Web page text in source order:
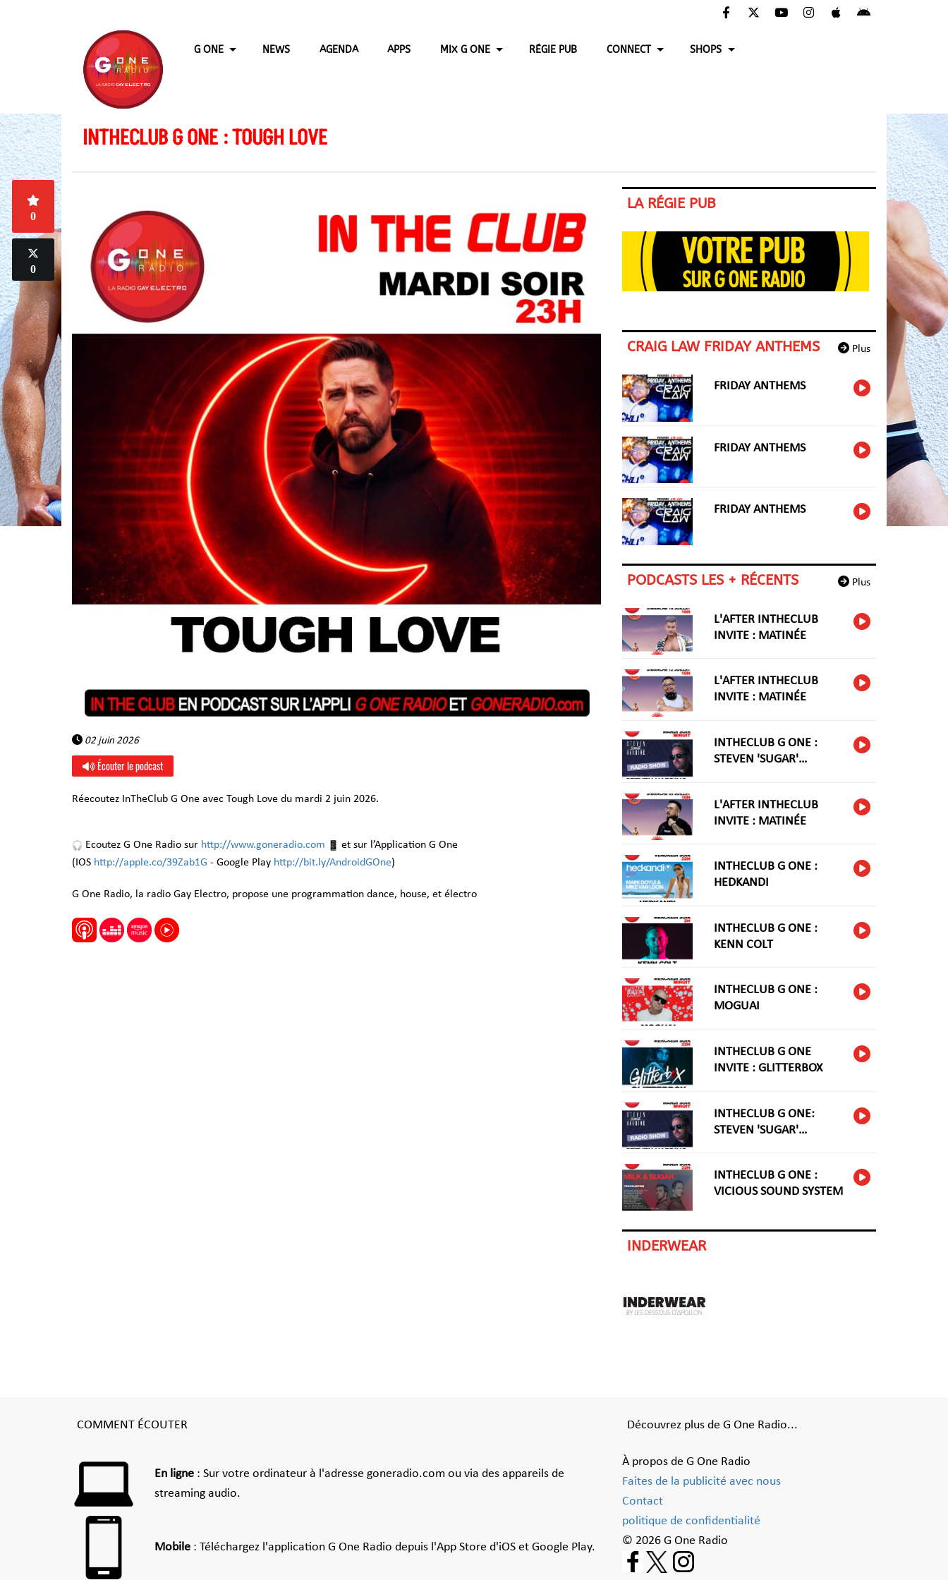
G ONE NEWS AGENDA APPS MIX G ONE RÉGIE PUB CONNECT SHOPS
INTHECLUB G ONE : TOUGH LOVE
0
0
02 juin 2026
Écouter le podcast
Réecoutez InTheClub G One avec Tough Love du mardi 2 juin 2026.
Ecoutez G One Radio sur http://www.goneradio.com
et sur l’Application G One
(IOS http://apple.co/39Zab1G - Google Play http://bit.ly/AndroidGOne)
G One Radio, la radio Gay Electro, propose une programmation dance, house, et électro
LA RÉGIE PUB
Plus
CRAIG LAW FRIDAY ANTHEMS
FRIDAY ANTHEMS
FRIDAY ANTHEMS
FRIDAY ANTHEMS
Plus
PODCASTS LES + RÉCENTS
L'AFTER INTHECLUB
INVITE : MATINÉE
L'AFTER INTHECLUB
INVITE : MATINÉE
INTHECLUB G ONE :
STEVEN 'SUGAR'
L'AFTER INTHECLUB
INVITE : MATINÉE
INTHECLUB G ONE :
HEDKANDI
INTHECLUB G ONE :
KENN COLT
INTHECLUB G ONE :
MOGUAI
INTHECLUB G ONE
INVITE : GLITTERBOX
INTHECLUB G ONE:
STEVEN 'SUGAR'
INTHECLUB G ONE :
VICIOUS SOUND SYSTEM
INDERWEAR
COMMENT ÉCOUTER
En ligne : Sur votre ordinateur à l'adresse goneradio.com ou via des appareils de
streaming audio.
Mobile : Téléchargez l'application G One Radio depuis l'App Store d'iOS et Google Play.
Découvrez plus de G One Radio...
À propos de G One Radio
Faites de la publicité avec nous
Contact
politique de confidentialité
© 2026 G One Radio